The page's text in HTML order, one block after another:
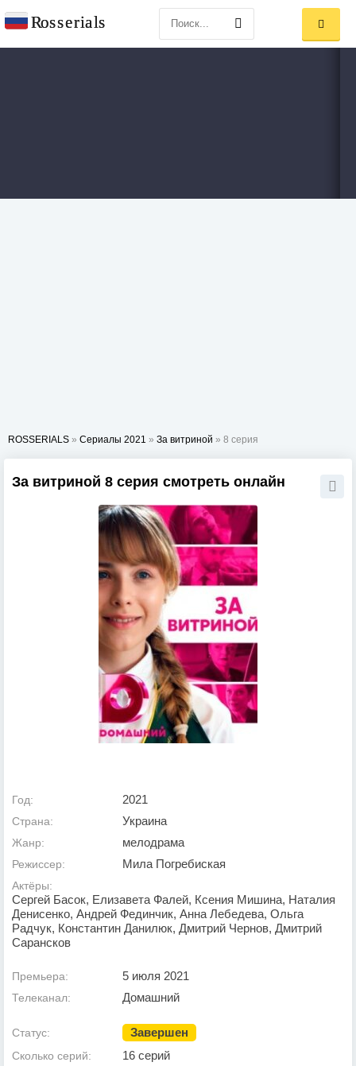
ROSSERIALS » Сериалы 2021 » За витриной » 8 серия
За витриной 8 серия смотреть онлайн
Год: 2021
Страна: Украина
Жанр: мелодрама
Режиссер: Мила Погребиская
Актёры:
Сергей Басок, Елизавета Фалей, Ксения Мишина, Наталия
Денисенко, Андрей Фединчик, Анна Лебедева, Ольга
Радчук, Константин Данилюк, Дмитрий Чернов, Дмитрий
Сарансков
Премьера: 5 июля 2021
Телеканал: Домашний
Статус: Завершен
Сколько серий: 16 серий